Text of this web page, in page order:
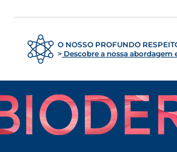
O NOSSO PROFUNDO
Descobre a nossa abordagem